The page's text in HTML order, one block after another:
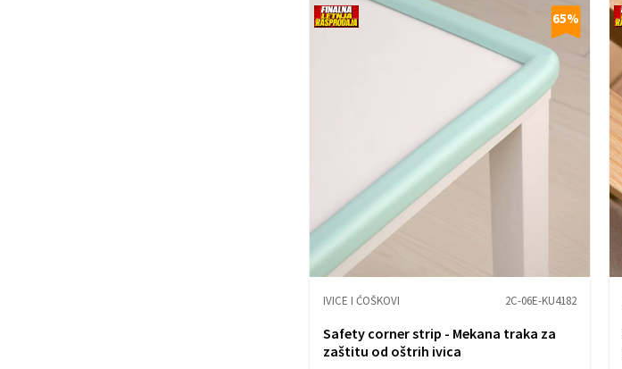
65%
IVICE I ĆOŠKOVI 2C-06E-KU4182
Safety corner strip - Mekana traka za
zaštitu od oštrih ivica